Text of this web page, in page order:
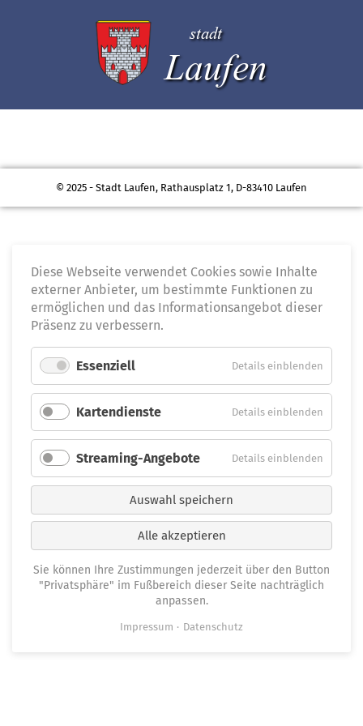
stadt
Laufen
© 2025 - Stadt Laufen, Rathausplatz 1, D-83410 Laufen
Diese Webseite verwendet Cookies sowie Inhalte
externer Anbieter, um bestimmte Funktionen zu
ermöglichen und das Informationsangebot dieser
Präsenz zu verbessern.
Essenziell Details einblenden
Kartendienste Details einblenden
Streaming-Angebote Details einblenden
Auswahl speichern
Alle akzeptieren
Sie können Ihre Zustimmungen jederzeit über den Button
"Privatsphäre" im Fußbereich dieser Seite nachträglich
anpassen.
Impressum Datenschutz